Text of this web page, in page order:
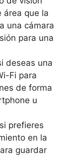
área que la
una cámara
para una
deseas una
Fi para
de forma
u
prefieres
en la
guardar